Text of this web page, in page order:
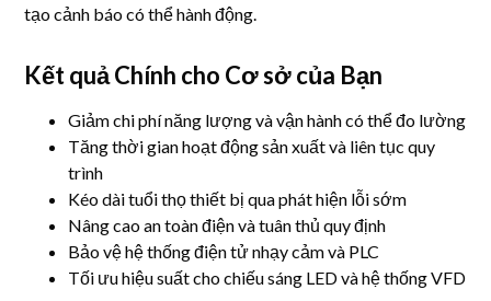
tạo cảnh báo có thể hành động.
Kết quả Chính cho Cơ sở của Bạn
Giảm chi phí năng lượng và vận hành có thể đo lường
Tăng thời gian hoạt động sản xuất và liên tục quy
trình
Kéo dài tuổi thọ thiết bị qua phát hiện lỗi sớm
Nâng cao an toàn điện và tuân thủ quy định
Bảo vệ hệ thống điện tử nhạy cảm và PLC
Tối ưu hiệu suất cho chiếu sáng LED và hệ thống VFD